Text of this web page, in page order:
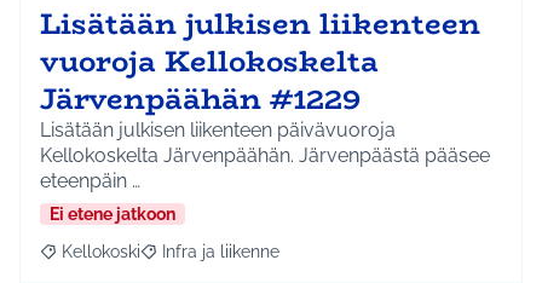
Lisätään julkisen liikenteen
vuoroja Kellokoskelta
Järvenpäähän #1229
Lisätään julkisen liikenteen päivävuoroja
Kellokoskelta Järvenpäähän. Järvenpäästä pääsee
eteenpäin …
Ei etene jatkoon
Rajaa tulokset aihepiirin mukaan: Kellokoski
Kellokoski Rajaa tulokset teeman mukaan: Infra ja liikenne
Infra ja liikenne